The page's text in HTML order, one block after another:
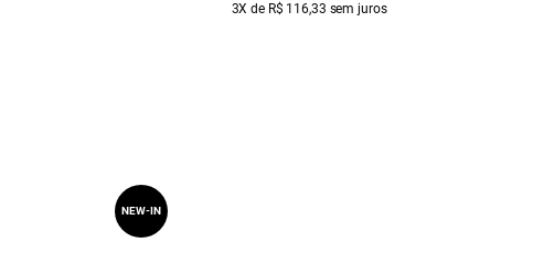
3X de R$ 116,33 sem juros
NEW-IN